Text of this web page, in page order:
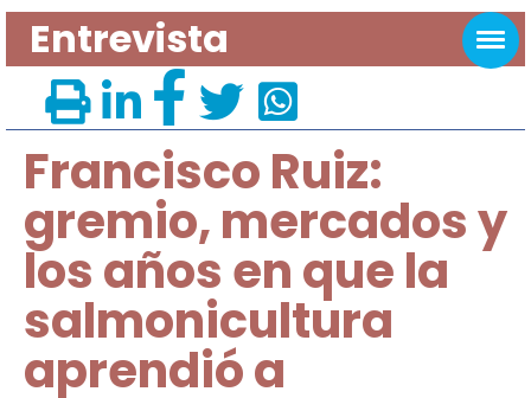
Entrevista
Francisco Ruiz:
gremio, mercados y
los años en que la
salmonicultura
aprendió a